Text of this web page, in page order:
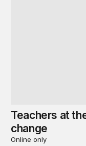
Teachers at
change
Online only